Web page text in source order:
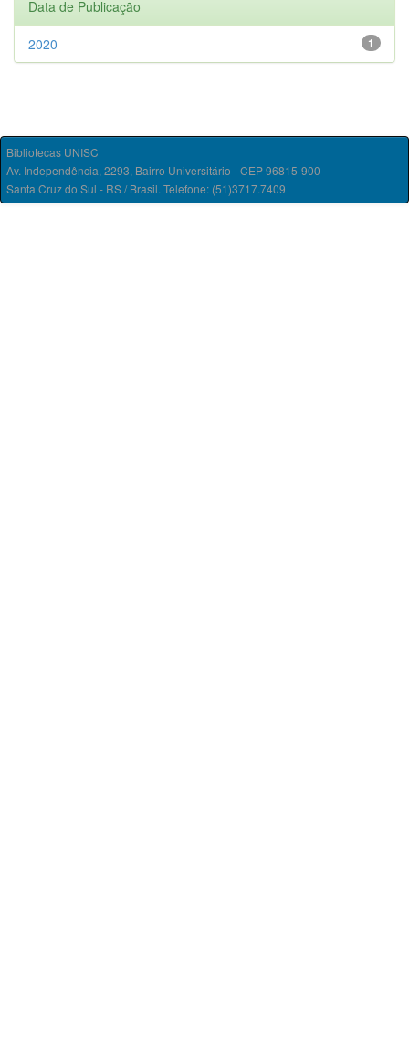
Data de Publicação
1
2020
Bibliotecas UNISC
Av. Independência, 2293, Bairro Universitário - CEP 96815-900
Santa Cruz do Sul - RS / Brasil. Telefone: (51)3717.7409